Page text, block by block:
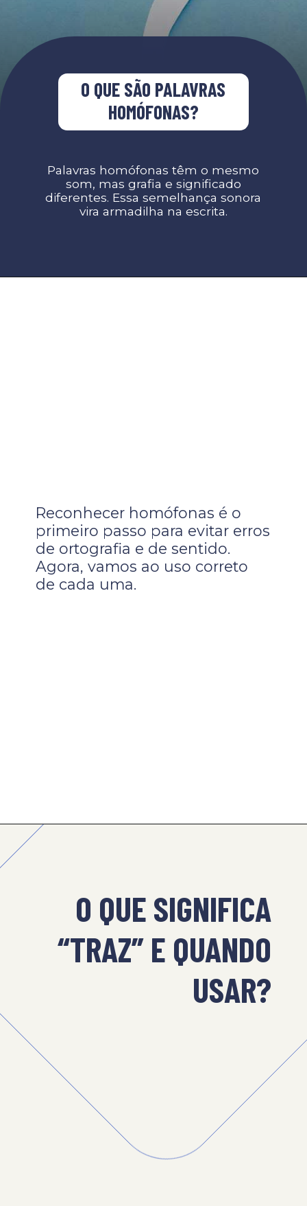
Palavras homófonas têm o mesmo
som, mas grafia e significado
diferentes. Essa semelhança sonora
vira armadilha na escrita.
O QUE SÃO PALAVRAS
HOMÓFONAS?
Reconhecer homófonas é o
primeiro passo para evitar erros
de ortografia e de sentido.
Agora, vamos ao uso correto
de cada uma.
O QUE SIGNIFICA
“TRAZ” E QUANDO
USAR?